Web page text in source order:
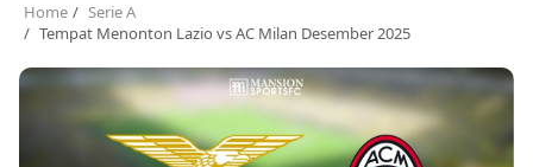
Home
Serie A
Tempat Menonton Lazio vs AC Milan Desember 2025